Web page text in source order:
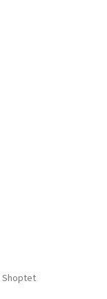
Shoptet